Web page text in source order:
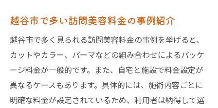
越谷市で多い訪問美容料金の事例紹介
越谷市で多く見られる訪問美容料金の事例を挙げると、
カットやカラー、パーマなどの組み合わせによるパッケ
ージ料金が一般的です。また、自宅と施設で料金設定が
異なるケースもあります。具体的には、施術内容ごとに
明確な料金が設定されているため、利用者は納得して選